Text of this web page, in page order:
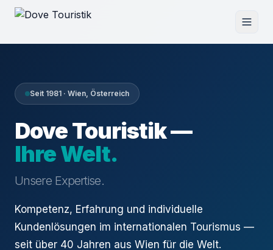
Seit 1981 · Wien, Österreich
Dove Touristik —
Ihre Welt.
Unsere Expertise.
Kompetenz, Erfahrung und individuelle
Kundenlösungen im internationalen Tourismus —
seit über 40 Jahren aus Wien für die Welt.